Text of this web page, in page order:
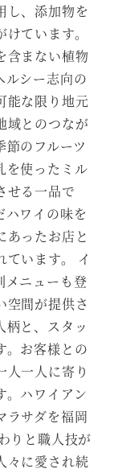
し、添加物を
ています。
含まない植物
ルシー志向の
能な限り地元
域とのつなが
節のフルーツ
を使ったミル
せる一品で
ハワイの味を
あったお店と
います。 イ
メニューも登
空間が提供さ
柄と、スタッ
。お客様との
人一人に寄り
。ハワイアン
ラサダを福岡
りと職人技が
々に愛され続